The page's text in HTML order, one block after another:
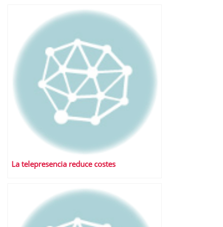
La telepresencia reduce costes